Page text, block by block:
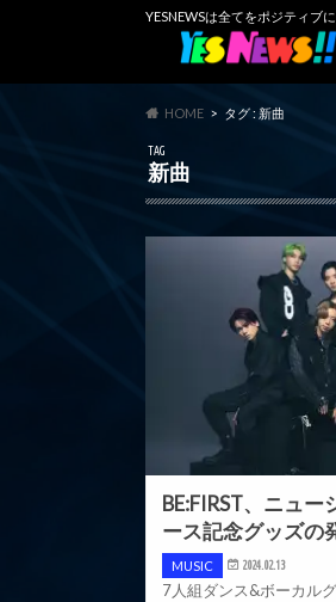
YESNEWSは全てをポジティブ
HOME タグ : 新曲
TAG
新曲
BE:FIRST、ニュ
ース記念グッズの
MUSIC 2024.02.13
7人組ダンス&ボーカル